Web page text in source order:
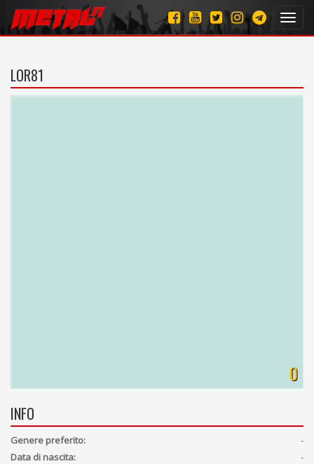
LOR81
0
INFO
Genere preferito:
-
Data di nascita:
-